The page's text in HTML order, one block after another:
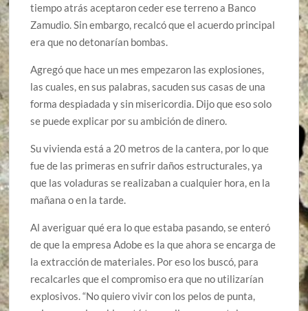
tiempo atrás aceptaron ceder ese terreno a Banco
Zamudio. Sin embargo, recalcó que el acuerdo principal
era que no detonarían bombas.
Agregó que hace un mes empezaron las explosiones,
las cuales, en sus palabras, sacuden sus casas de una
forma despiadada y sin misericordia. Dijo que eso solo
se puede explicar por su ambición de dinero.
Su vivienda está a 20 metros de la cantera, por lo que
fue de las primeras en sufrir daños estructurales, ya
que las voladuras se realizaban a cualquier hora, en la
mañana o en la tarde.
Al averiguar qué era lo que estaba pasando, se enteró
de que la empresa Adobe es la que ahora se encarga de
la extracción de materiales. Por eso los buscó, para
recalcarles que el compromiso era que no utilizarían
explosivos. “No quiero vivir con los pelos de punta,